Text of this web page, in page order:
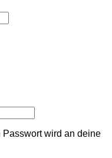
wird an deine